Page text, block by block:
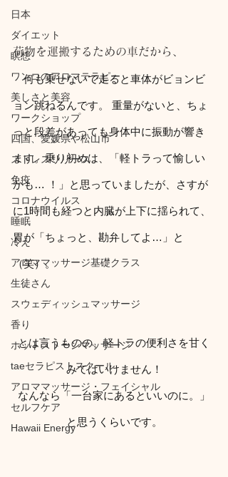
日本
ダイエット
瞑想
ワンコのアロマテラピー
美しさと美容
ワークショップ
四国、愛媛県や松山市
ストレスリリース
免疫
コロナウイルス
睡眠
冷え
アロママッサージ基礎クラス
生徒さん
スウェディッシュマッサージ
香り
ホットストーンマッサージ
taeセラピストスクール
アロママッサージ・フェイシャル
セルフケア
Hawaii Energy
荷物を運搬するための車だから、
何も乗せないで走ると車体がビョンビ
ョン跳ねるんです。 重量がないと、ちょ
っと段差があっても身体中に振動が響き
ます。乗り初めは、「軽トラって愉しい
かも… ！」と思っていましたが、さすが
に1時間も経つと内臓が上下に揺られて、
胃が「ちょっと、勘弁してよ…」と
（笑）。
とは言うものの、軽トラの便利さを甘く
みてはいけません！
なんなら「一台家にあるといいのに。」
と思うくらいです。